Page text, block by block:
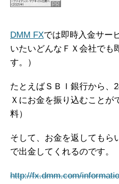
DMM FXでは即時入金サー
いたいどんなＦＸ会社でも
す。）
たとえばＳＢＩ銀行から、
Ｘにお金を振り込むことが
料）
そして、お金を返してもら
で出金してくれるのです。
http://fx.dmm.com/